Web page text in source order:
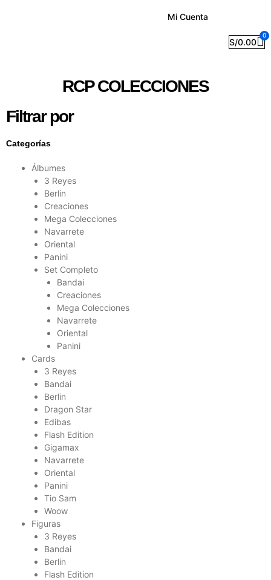
Mi Cuenta
S/0.00
0
RCP COLECCIONES
Filtrar por
Categorías
Álbumes
3 Reyes
Berlin
Creaciones
Mega Colecciones
Navarrete
Oriental
Panini
Set Completo
Bandai
Creaciones
Mega Colecciones
Navarrete
Oriental
Panini
Cards
3 Reyes
Bandai
Berlin
Dragon Star
Edibas
Flash Edition
Gigamax
Navarrete
Oriental
Panini
Tio Sam
Woow
Figuras
3 Reyes
Bandai
Berlin
Flash Edition